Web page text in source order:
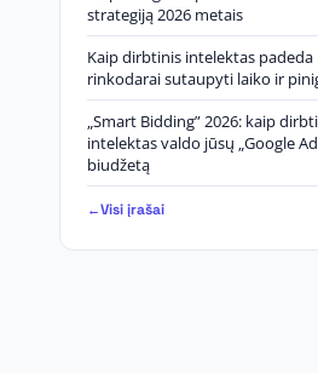
strategiją 2026 metais
Kaip dirbtinis intelektas padeda
rinkodarai sutaupyti laiko ir
„Smart Bidding” 2026: kaip
intelektas valdo jūsų „Google
biudžetą
Visi įrašai